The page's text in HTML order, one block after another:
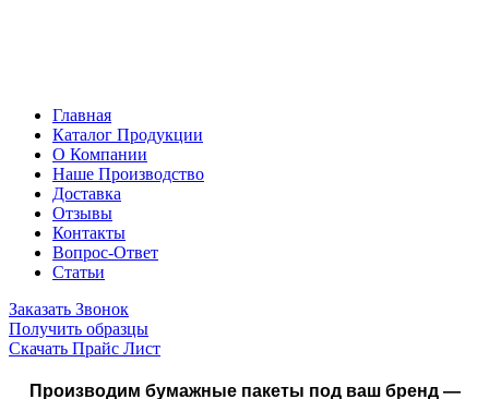
Главная
Каталог Продукции
О Компании
Наше Производство
Доставка
Отзывы
Контакты
Вопрос-Ответ
Статьи
Заказать Звонок
Получить образцы
Скачать Прайс Лист
Производим бумажные пакеты под ваш бренд —